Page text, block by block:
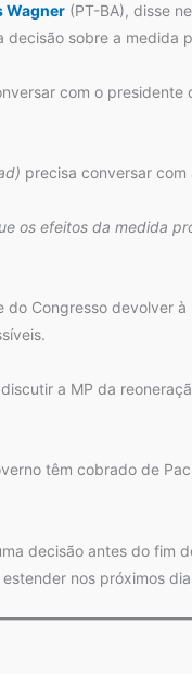
Wagner (PT-BA), disse
decisão sobre a medida
com o presidente
precisa conversar com
os efeitos da medida
Congresso devolver
a MP da
têm cobrado de
decisão antes do
nos próximos